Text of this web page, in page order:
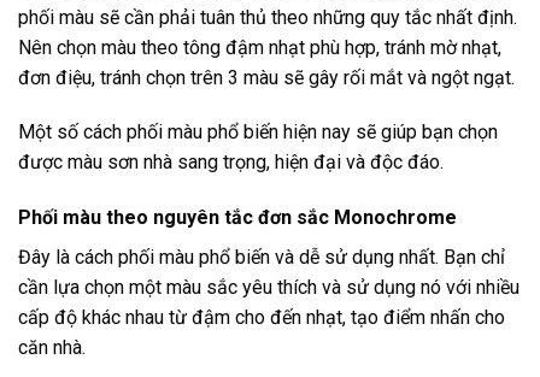
phối màu sẽ cần phải tuân thủ theo những quy tắc nhất định.
Nên chọn màu theo tông đậm nhạt phù hợp, tránh mờ nhạt,
đơn điệu, tránh chọn trên 3 màu sẽ gây rối mắt và ngột ngạt.
Một số cách phối màu phổ biến hiện nay sẽ giúp bạn chọn
được màu sơn nhà sang trọng, hiện đại và độc đáo.
Phối màu theo nguyên tắc đơn sắc Monochrome
Đây là cách phối màu phổ biến và dễ sử dụng nhất. Bạn chỉ
cần lựa chọn một màu sắc yêu thích và sử dụng nó với nhiều
cấp độ khác nhau từ đậm cho đến nhạt, tạo điểm nhấn cho
căn nhà.